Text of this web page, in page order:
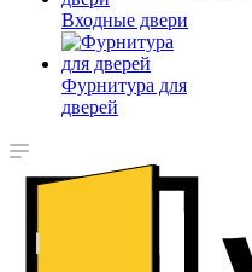
Входные двери
Фурнитура для
дверей